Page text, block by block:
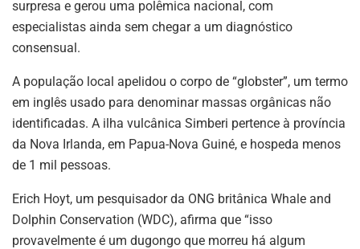
surpresa e gerou uma polêmica nacional, com
especialistas ainda sem chegar a um diagnóstico
consensual.
A população local apelidou o corpo de “globster”, um termo
em inglês usado para denominar massas orgânicas não
identificadas. A ilha vulcânica Simberi pertence à província
da Nova Irlanda, em Papua-Nova Guiné, e hospeda menos
de 1 mil pessoas.
Erich Hoyt, um pesquisador da ONG britânica Whale and
Dolphin Conservation (WDC), afirma que “isso
provavelmente é um dugongo que morreu há algum